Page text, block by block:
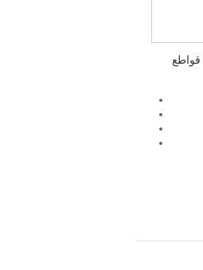
EN60898 6ka MCB Mini SL7-63 AC قواطع